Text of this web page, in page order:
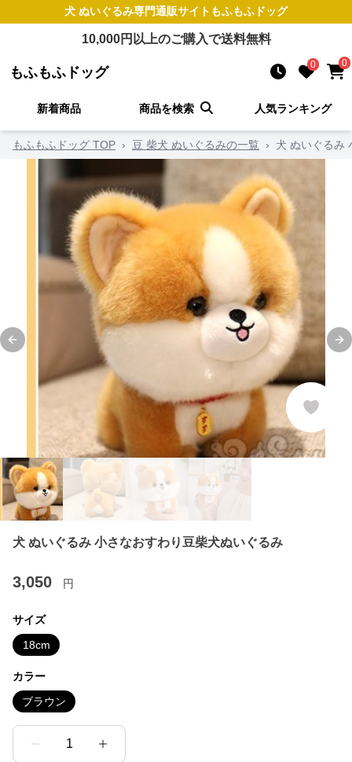
犬 ぬいぐるみ専門通販サイト もふもふドッグ
10,000円以上のご購入で送料無料
もふもふドッグ 0 0
新着商品 商品を検索 人気ランキング
もふもふドッグ TOP › 豆 柴犬 ぬいぐるみの一覧 › 犬 ぬいぐるみ
Previous slide
犬 ぬいぐるみ 小さなおすわり豆柴犬ぬいぐるみ
3,050 円
サイズ
18cm
カラー
ブラウン
1